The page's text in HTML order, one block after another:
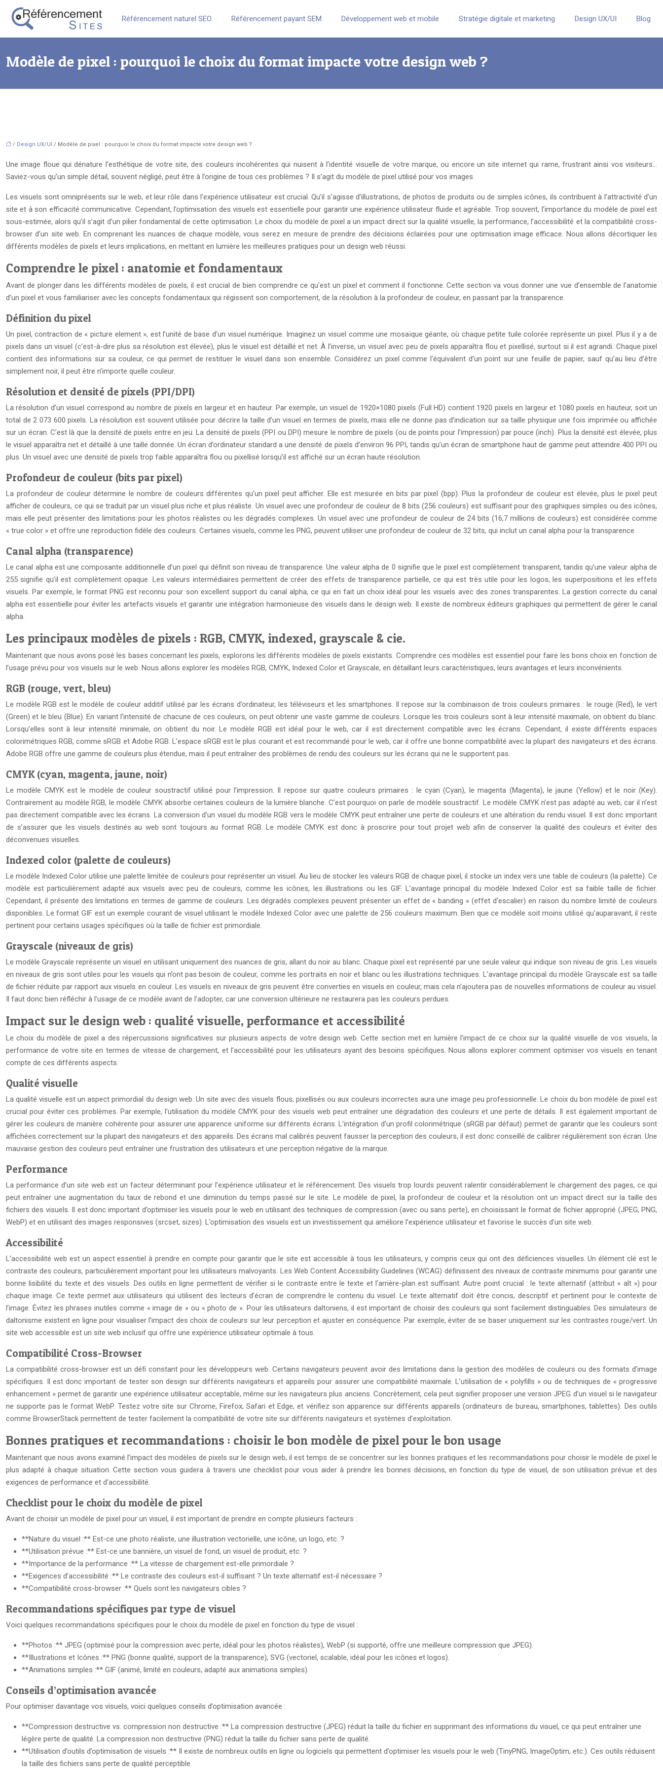
Référencement naturel SEO Référencement payant SEM Développement web et mobile Stratégie digitale et marketing Design UX/UI Blog
Modèle de pixel : pourquoi le choix du format impacte votre design web ?
/ Design UX/UI / Modèle de pixel : pourquoi le choix du format impacte votre design web ?
Une image floue qui dénature l’esthétique de votre site, des couleurs incohérentes qui nuisent à l’identité visuelle de votre marque, ou encore un site internet qui rame, frustrant ainsi vos visiteurs…
Saviez-vous qu’un simple détail, souvent négligé, peut être à l’origine de tous ces problèmes ? Il s’agit du modèle de pixel utilisé pour vos images.
Les visuels sont omniprésents sur le web, et leur rôle dans l’expérience utilisateur est crucial. Qu’il s’agisse d’illustrations, de photos de produits ou de simples icônes, ils contribuent à l’attractivité d’un
site et à son efficacité communicative. Cependant, l’optimisation des visuels est essentielle pour garantir une expérience utilisateur fluide et agréable. Trop souvent, l’importance du modèle de pixel est
sous-estimée, alors qu’il s’agit d’un pilier fondamental de cette optimisation. Le choix du modèle de pixel a un impact direct sur la qualité visuelle, la performance, l’accessibilité et la compatibilité cross-
browser d’un site web. En comprenant les nuances de chaque modèle, vous serez en mesure de prendre des décisions éclairées pour une optimisation image efficace. Nous allons décortiquer les
différents modèles de pixels et leurs implications, en mettant en lumière les meilleures pratiques pour un design web réussi.
Comprendre le pixel : anatomie et fondamentaux
Avant de plonger dans les différents modèles de pixels, il est crucial de bien comprendre ce qu’est un pixel et comment il fonctionne. Cette section va vous donner une vue d’ensemble de l’anatomie
d’un pixel et vous familiariser avec les concepts fondamentaux qui régissent son comportement, de la résolution à la profondeur de couleur, en passant par la transparence.
Définition du pixel
Un pixel, contraction de « picture element », est l’unité de base d’un visuel numérique. Imaginez un visuel comme une mosaïque géante, où chaque petite tuile colorée représente un pixel. Plus il y a de
pixels dans un visuel (c’est-à-dire plus sa résolution est élevée), plus le visuel est détaillé et net. À l’inverse, un visuel avec peu de pixels apparaîtra flou et pixellisé, surtout si il est agrandi. Chaque pixel
contient des informations sur sa couleur, ce qui permet de restituer le visuel dans son ensemble. Considérez un pixel comme l’équivalent d’un point sur une feuille de papier, sauf qu’au lieu d’être
simplement noir, il peut être n’importe quelle couleur.
Résolution et densité de pixels (PPI/DPI)
La résolution d’un visuel correspond au nombre de pixels en largeur et en hauteur. Par exemple, un visuel de 1920×1080 pixels (Full HD) contient 1920 pixels en largeur et 1080 pixels en hauteur, soit un
total de 2 073 600 pixels. La résolution est souvent utilisée pour décrire la taille d’un visuel en termes de pixels, mais elle ne donne pas d’indication sur sa taille physique une fois imprimée ou affichée
sur un écran. C’est là que la densité de pixels entre en jeu. La densité de pixels (PPI ou DPI) mesure le nombre de pixels (ou de points pour l’impression) par pouce (inch). Plus la densité est élevée, plus
le visuel apparaîtra net et détaillé à une taille donnée. Un écran d’ordinateur standard a une densité de pixels d’environ 96 PPI, tandis qu’un écran de smartphone haut de gamme peut atteindre 400 PPI ou
plus. Un visuel avec une densité de pixels trop faible apparaîtra flou ou pixellisé lorsqu’il est affiché sur un écran haute résolution.
Profondeur de couleur (bits par pixel)
La profondeur de couleur détermine le nombre de couleurs différentes qu’un pixel peut afficher. Elle est mesurée en bits par pixel (bpp). Plus la profondeur de couleur est élevée, plus le pixel peut
afficher de couleurs, ce qui se traduit par un visuel plus riche et plus réaliste. Un visuel avec une profondeur de couleur de 8 bits (256 couleurs) est suffisant pour des graphiques simples ou des icônes,
mais elle peut présenter des limitations pour les photos réalistes ou les dégradés complexes. Un visuel avec une profondeur de couleur de 24 bits (16,7 millions de couleurs) est considérée comme
« true color » et offre une reproduction fidèle des couleurs. Certaines visuels, comme les PNG, peuvent utiliser une profondeur de couleur de 32 bits, qui inclut un canal alpha pour la transparence.
Canal alpha (transparence)
Le canal alpha est une composante additionnelle d’un pixel qui définit son niveau de transparence. Une valeur alpha de 0 signifie que le pixel est complètement transparent, tandis qu’une valeur alpha de
255 signifie qu’il est complètement opaque. Les valeurs intermédiaires permettent de créer des effets de transparence partielle, ce qui est très utile pour les logos, les superpositions et les effets
visuels. Par exemple, le format PNG est reconnu pour son excellent support du canal alpha, ce qui en fait un choix idéal pour les visuels avec des zones transparentes. La gestion correcte du canal
alpha est essentielle pour éviter les artefacts visuels et garantir une intégration harmonieuse des visuels dans le design web. Il existe de nombreux éditeurs graphiques qui permettent de gérer le canal
alpha.
Les principaux modèles de pixels : RGB, CMYK, indexed, grayscale & cie.
Maintenant que nous avons posé les bases concernant les pixels, explorons les différents modèles de pixels existants. Comprendre ces modèles est essentiel pour faire les bons choix en fonction de
l’usage prévu pour vos visuels sur le web. Nous allons explorer les modèles RGB, CMYK, Indexed Color et Grayscale, en détaillant leurs caractéristiques, leurs avantages et leurs inconvénients.
RGB (rouge, vert, bleu)
Le modèle RGB est le modèle de couleur additif utilisé par les écrans d’ordinateur, les téléviseurs et les smartphones. Il repose sur la combinaison de trois couleurs primaires : le rouge (Red), le vert
(Green) et le bleu (Blue). En variant l’intensité de chacune de ces couleurs, on peut obtenir une vaste gamme de couleurs. Lorsque les trois couleurs sont à leur intensité maximale, on obtient du blanc.
Lorsqu’elles sont à leur intensité minimale, on obtient du noir. Le modèle RGB est idéal pour le web, car il est directement compatible avec les écrans. Cependant, il existe différents espaces
colorimétriques RGB, comme sRGB et Adobe RGB. L’espace sRGB est le plus courant et est recommandé pour le web, car il offre une bonne compatibilité avec la plupart des navigateurs et des écrans.
Adobe RGB offre une gamme de couleurs plus étendue, mais il peut entraîner des problèmes de rendu des couleurs sur les écrans qui ne le supportent pas.
CMYK (cyan, magenta, jaune, noir)
Le modèle CMYK est le modèle de couleur soustractif utilisé pour l’impression. Il repose sur quatre couleurs primaires : le cyan (Cyan), le magenta (Magenta), le jaune (Yellow) et le noir (Key).
Contrairement au modèle RGB, le modèle CMYK absorbe certaines couleurs de la lumière blanche. C’est pourquoi on parle de modèle soustractif. Le modèle CMYK n’est pas adapté au web, car il n’est
pas directement compatible avec les écrans. La conversion d’un visuel du modèle RGB vers le modèle CMYK peut entraîner une perte de couleurs et une altération du rendu visuel. Il est donc important
de s’assurer que les visuels destinés au web sont toujours au format RGB. Le modèle CMYK est donc à proscrire pour tout projet web afin de conserver la qualité des couleurs et éviter des
déconvenues visuelles.
Indexed color (palette de couleurs)
Le modèle Indexed Color utilise une palette limitée de couleurs pour représenter un visuel. Au lieu de stocker les valeurs RGB de chaque pixel, il stocke un index vers une table de couleurs (la palette). Ce
modèle est particulièrement adapté aux visuels avec peu de couleurs, comme les icônes, les illustrations ou les GIF. L’avantage principal du modèle Indexed Color est sa faible taille de fichier.
Cependant, il présente des limitations en termes de gamme de couleurs. Les dégradés complexes peuvent présenter un effet de « banding » (effet d’escalier) en raison du nombre limité de couleurs
disponibles. Le format GIF est un exemple courant de visuel utilisant le modèle Indexed Color avec une palette de 256 couleurs maximum. Bien que ce modèle soit moins utilisé qu’auparavant, il reste
pertinent pour certains usages spécifiques où la taille de fichier est primordiale.
Grayscale (niveaux de gris)
Le modèle Grayscale représente un visuel en utilisant uniquement des nuances de gris, allant du noir au blanc. Chaque pixel est représenté par une seule valeur qui indique son niveau de gris. Les visuels
en niveaux de gris sont utiles pour les visuels qui n’ont pas besoin de couleur, comme les portraits en noir et blanc ou les illustrations techniques. L’avantage principal du modèle Grayscale est sa taille
de fichier réduite par rapport aux visuels en couleur. Les visuels en niveaux de gris peuvent être converties en visuels en couleur, mais cela n’ajoutera pas de nouvelles informations de couleur au visuel.
Il faut donc bien réfléchir à l’usage de ce modèle avant de l’adopter, car une conversion ultérieure ne restaurera pas les couleurs perdues.
Impact sur le design web : qualité visuelle, performance et accessibilité
Le choix du modèle de pixel a des répercussions significatives sur plusieurs aspects de votre design web. Cette section met en lumière l’impact de ce choix sur la qualité visuelle de vos visuels, la
performance de votre site en termes de vitesse de chargement, et l’accessibilité pour les utilisateurs ayant des besoins spécifiques. Nous allons explorer comment optimiser vos visuels en tenant
compte de ces différents aspects.
Qualité visuelle
La qualité visuelle est un aspect primordial du design web. Un site avec des visuels flous, pixellisés ou aux couleurs incorrectes aura une image peu professionnelle. Le choix du bon modèle de pixel est
crucial pour éviter ces problèmes. Par exemple, l’utilisation du modèle CMYK pour des visuels web peut entraîner une dégradation des couleurs et une perte de détails. Il est également important de
gérer les couleurs de manière cohérente pour assurer une apparence uniforme sur différents écrans. L’intégration d’un profil colorimétrique (sRGB par défaut) permet de garantir que les couleurs sont
affichées correctement sur la plupart des navigateurs et des appareils. Des écrans mal calibrés peuvent fausser la perception des couleurs, il est donc conseillé de calibrer régulièrement son écran. Une
mauvaise gestion des couleurs peut entraîner une frustration des utilisateurs et une perception négative de la marque.
Performance
La performance d’un site web est un facteur déterminant pour l’expérience utilisateur et le référencement. Des visuels trop lourds peuvent ralentir considérablement le chargement des pages, ce qui
peut entraîner une augmentation du taux de rebond et une diminution du temps passé sur le site. Le modèle de pixel, la profondeur de couleur et la résolution ont un impact direct sur la taille des
fichiers des visuels. Il est donc important d’optimiser les visuels pour le web en utilisant des techniques de compression (avec ou sans perte), en choisissant le format de fichier approprié (JPEG, PNG,
WebP) et en utilisant des images responsives (srcset, sizes). L’optimisation des visuels est un investissement qui améliore l’expérience utilisateur et favorise le succès d’un site web.
Accessibilité
L’accessibilité web est un aspect essentiel à prendre en compte pour garantir que le site est accessible à tous les utilisateurs, y compris ceux qui ont des déficiences visuelles. Un élément clé est le
contraste des couleurs, particulièrement important pour les utilisateurs malvoyants. Les Web Content Accessibility Guidelines (WCAG) définissent des niveaux de contraste minimums pour garantir une
bonne lisibilité du texte et des visuels. Des outils en ligne permettent de vérifier si le contraste entre le texte et l’arrière-plan est suffisant. Autre point crucial : le texte alternatif (attribut « alt ») pour
chaque image. Ce texte permet aux utilisateurs qui utilisent des lecteurs d’écran de comprendre le contenu du visuel. Le texte alternatif doit être concis, descriptif et pertinent pour le contexte de
l’image. Évitez les phrases inutiles comme « image de » ou « photo de ». Pour les utilisateurs daltoniens, il est important de choisir des couleurs qui sont facilement distinguables. Des simulateurs de
daltonisme existent en ligne pour visualiser l’impact des choix de couleurs sur leur perception et ajuster en conséquence. Par exemple, éviter de se baser uniquement sur les contrastes rouge/vert. Un
site web accessible est un site web inclusif qui offre une expérience utilisateur optimale à tous.
Compatibilité Cross-Browser
La compatibilité cross-browser est un défi constant pour les développeurs web. Certains navigateurs peuvent avoir des limitations dans la gestion des modèles de couleurs ou des formats d’image
spécifiques. Il est donc important de tester son design sur différents navigateurs et appareils pour assurer une compatibilité maximale. L’utilisation de « polyfills » ou de techniques de « progressive
enhancement » permet de garantir une expérience utilisateur acceptable, même sur les navigateurs plus anciens. Concrètement, cela peut signifier proposer une version JPEG d’un visuel si le navigateur
ne supporte pas le format WebP. Testez votre site sur Chrome, Firefox, Safari et Edge, et vérifiez son apparence sur différents appareils (ordinateurs de bureau, smartphones, tablettes). Des outils
comme BrowserStack permettent de tester facilement la compatibilité de votre site sur différents navigateurs et systèmes d’exploitation.
Bonnes pratiques et recommandations : choisir le bon modèle de pixel pour le bon usage
Maintenant que nous avons examiné l’impact des modèles de pixels sur le design web, il est temps de se concentrer sur les bonnes pratiques et les recommandations pour choisir le modèle de pixel le
plus adapté à chaque situation. Cette section vous guidera à travers une checklist pour vous aider à prendre les bonnes décisions, en fonction du type de visuel, de son utilisation prévue et des
exigences de performance et d’accessibilité.
Checklist pour le choix du modèle de pixel
Avant de choisir un modèle de pixel pour un visuel, il est important de prendre en compte plusieurs facteurs :
**Nature du visuel :** Est-ce une photo réaliste, une illustration vectorielle, une icône, un logo, etc. ?
**Utilisation prévue :** Est-ce une bannière, un visuel de fond, un visuel de produit, etc. ?
**Importance de la performance :** La vitesse de chargement est-elle primordiale ?
**Exigences d’accessibilité :** Le contraste des couleurs est-il suffisant ? Un texte alternatif est-il nécessaire ?
**Compatibilité cross-browser :** Quels sont les navigateurs cibles ?
Recommandations spécifiques par type de visuel
Voici quelques recommandations spécifiques pour le choix du modèle de pixel en fonction du type de visuel :
**Photos :** JPEG (optimisé pour la compression avec perte, idéal pour les photos réalistes), WebP (si supporté, offre une meilleure compression que JPEG).
**Illustrations et Icônes :** PNG (bonne qualité, support de la transparence), SVG (vectoriel, scalable, idéal pour les icônes et logos).
**Animations simples :** GIF (animé, limité en couleurs, adapté aux animations simples).
Conseils d’optimisation avancée
Pour optimiser davantage vos visuels, voici quelques conseils d’optimisation avancée :
**Compression destructive vs. compression non destructive :** La compression destructive (JPEG) réduit la taille du fichier en supprimant des informations du visuel, ce qui peut entraîner une
légère perte de qualité. La compression non destructive (PNG) réduit la taille du fichier sans perte de qualité.
**Utilisation d’outils d’optimisation de visuels :** Il existe de nombreux outils en ligne ou logiciels qui permettent d’optimiser les visuels pour le web (TinyPNG, ImageOptim, etc.). Ces outils réduisent
la taille des fichiers sans perte de qualité perceptible.